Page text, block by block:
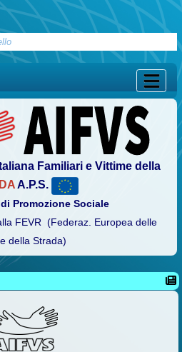
Familiari e Vittime della
A.P.S.
Promozione Sociale
FEVR (Federaz. Europea delle
della Strada)